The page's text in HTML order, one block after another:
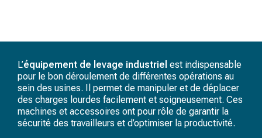
L’équipement de levage industriel est indispensable
pour le bon déroulement de différentes opérations au
sein des usines. Il permet de manipuler et de déplacer
des charges lourdes facilement et soigneusement. Ces
machines et accessoires ont pour rôle de garantir la
sécurité des travailleurs et d’optimiser la productivité.